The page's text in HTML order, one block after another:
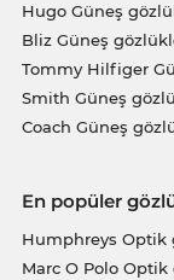
Hugo Güneş
Bliz Güneş
Tommy Hilfiger
Smith Güneş
Coach Güneş
En popüler
Humphreys Optik
Marc O Polo